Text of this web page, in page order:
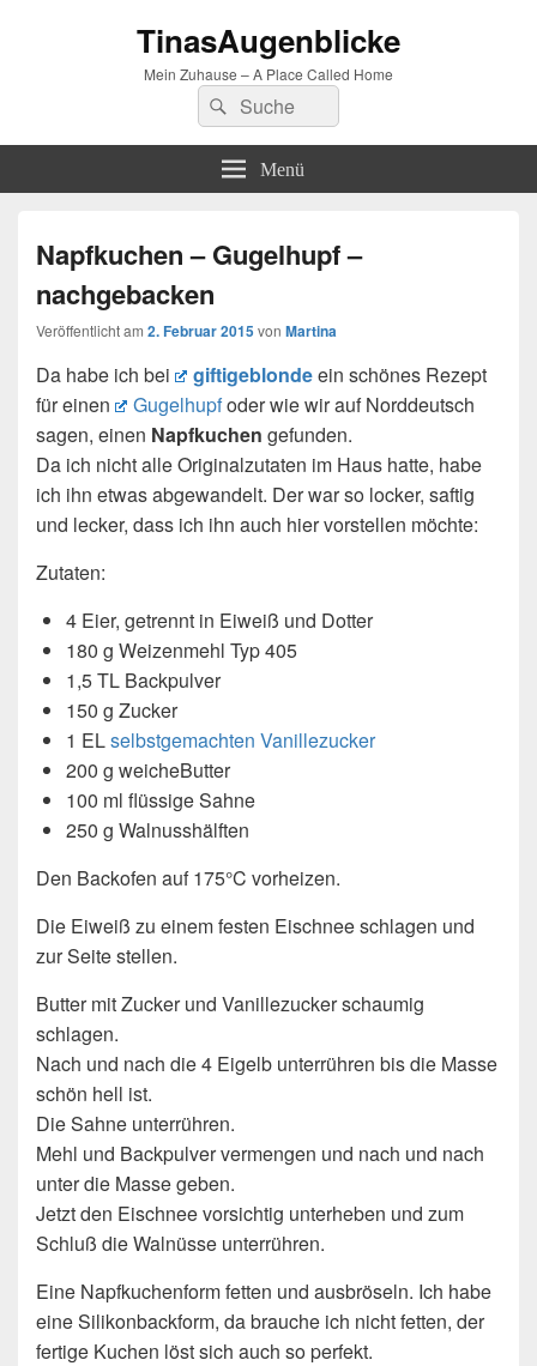
TinasAugenblicke
Mein Zuhause – A Place Called Home
Suchen
nach:
Suchen
Menü
Napfkuchen – Gugelhupf –
nachgebacken
Veröffentlicht am 2. Februar 2015von Martina
Da habe ich bei giftigeblondeein schönes Rezept
für einen
Gugelhupfoder wie wir auf Norddeutsch
sagen, einen Napfkuchen gefunden.
Da ich nicht alle Originalzutaten im Haus hatte, habe
ich ihn etwas abgewandelt. Der war so locker, saftig
und lecker, dass ich ihn auch hier vorstellen möchte:
Zutaten:
4 Eier, getrennt in Eiweiß und Dotter
180 g Weizenmehl Typ 405
1,5 TL Backpulver
150 g Zucker
1 ELselbstgemachten Vanillezucker
200 g weicheButter
100 ml flüssige Sahne
250 g Walnusshälften
Den Backofen auf 175°C vorheizen.
Die Eiweiß zu einem festen Eischnee schlagen und
zur Seite stellen.
Butter mit Zucker und Vanillezucker schaumig
schlagen.
Nach und nach die 4 Eigelb unterrühren bis die Masse
schön hell ist.
Die Sahne unterrühren.
Mehl und Backpulver vermengen und nach und nach
unter die Masse geben.
Jetzt den Eischnee vorsichtig unterheben und zum
Schluß die Walnüsse unterrühren.
Eine Napfkuchenform fetten und ausbröseln. Ich habe
eine Silikonbackform, da brauche ich nicht fetten, der
fertige Kuchen löst sich auch so perfekt.